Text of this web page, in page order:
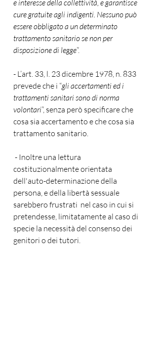
e interesse della collettività, e garantisce
cure gratuite agli indigenti. Nessuno può
essere obbligato a un determinato
trattamento sanitario se non per
disposizione di legge”.
- L’art. 33, l. 23 dicembre 1978, n. 833
prevede che i “gli accertamenti ed i
trattamenti sanitari sono di norma
volontari”, senza però specificare che
cosa sia accertamento e che cosa sia
trattamento sanitario.
costituzionalmente orientata
dell'auto-determinazione della
persona, e della libertà sessuale
sarebbero frustrati  nel caso in cui si
pretendesse, limitatamente al caso di
specie la necessità del consenso dei
genitori o dei tutori.